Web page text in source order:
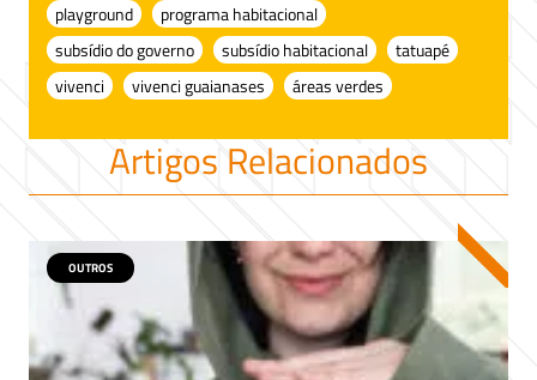
playground
programa habitacional
subsídio do governo
subsídio habitacional
tatuapé
vivenci
vivenci guaianases áreas verdes
Artigos Relacionados
OUTROS